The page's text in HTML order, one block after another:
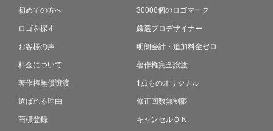
初めての方へ
ロゴを探す
お客様の声
料金について
著作権無償譲渡
選ばれる理由
商標登録
30000個のロゴマーク
厳選プロデザイナー
明朗会計・追加料金ゼロ
著作権完全譲渡
1点ものオリジナル
修正回数無制限
キャンセルＯＫ